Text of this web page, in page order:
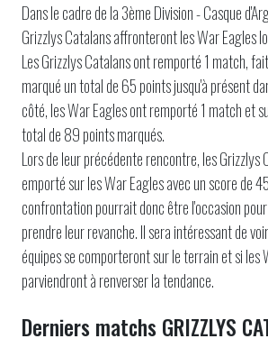
Dans le cadre de la 3ème Division - Casque
Grizzlys Catalans affronteront les War Eagles
Les Grizzlys Catalans ont remporté 1 match,
marqué un total de 65 points jusqu'à présent
côté, les War Eagles ont remporté 1 match et
total de 89 points marqués.
Lors de leur précédente rencontre, les Grizzlys
emporté sur les War Eagles avec un score de
confrontation pourrait donc être l'occasion
prendre leur revanche. Il sera intéressant de
équipes se comporteront sur le terrain et si les
parviendront à renverser la tendance.
Derniers matchs GRIZZLYS